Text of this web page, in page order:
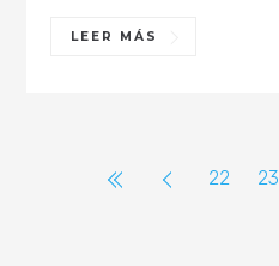
LEER MÁS
22 23